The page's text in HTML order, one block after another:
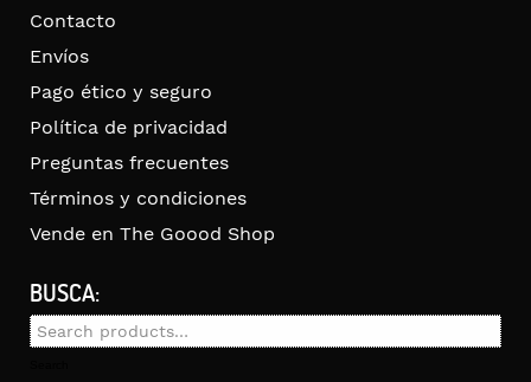
Contacto
Envíos
Pago ético y seguro
Política de privacidad
Preguntas frecuentes
Términos y condiciones
Vende en The Goood Shop
BUSCA:
Search